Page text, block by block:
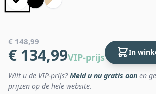
€ 148,99
€ 134,99VIP-prijs In
Wilt u de VIP-prijs?Meld u nu gratis aan en
prijzen op de hele website.